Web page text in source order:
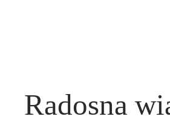
Radosna